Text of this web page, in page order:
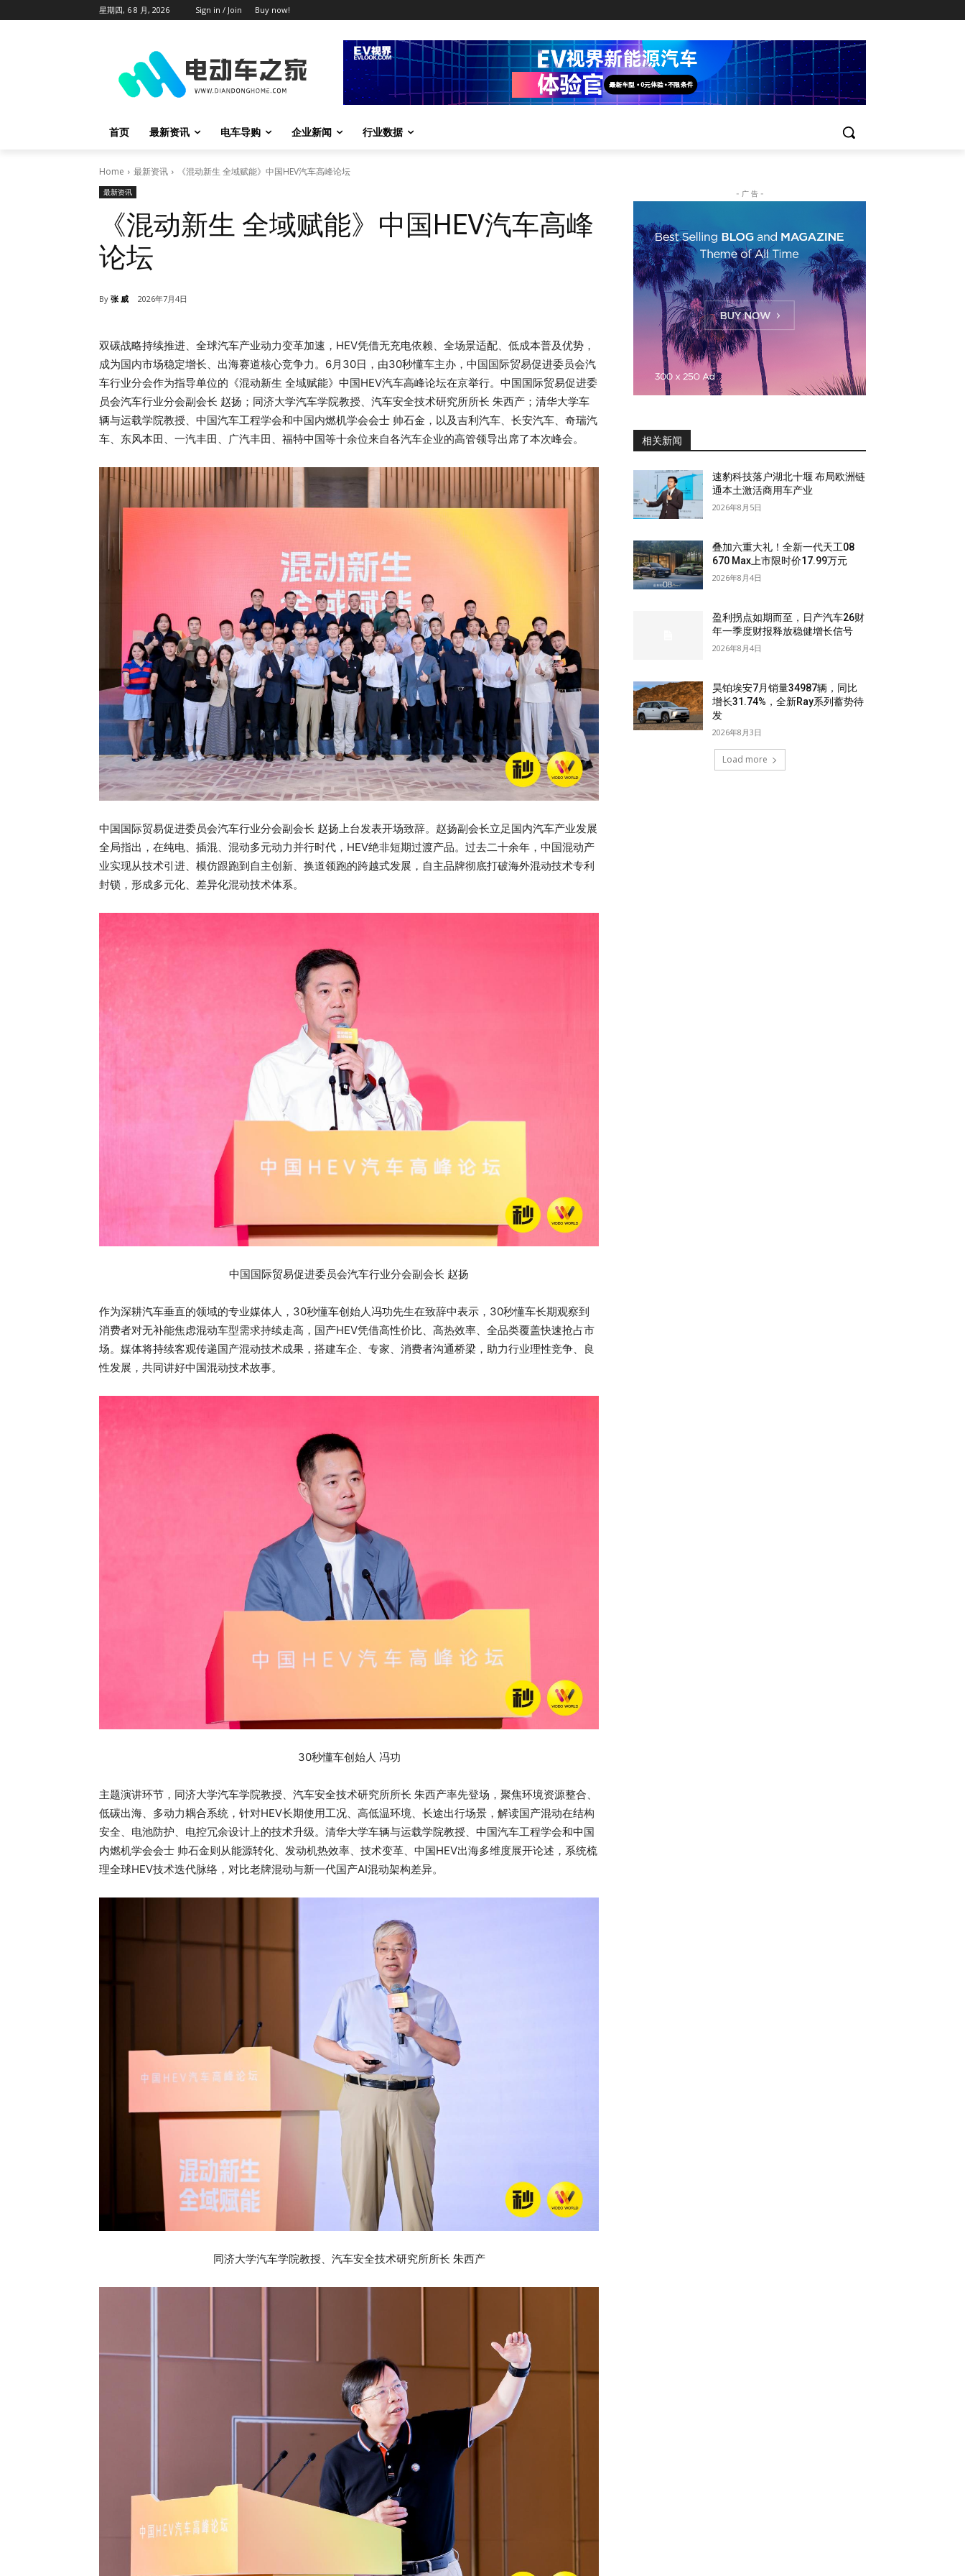
星期四, 6 8 月, 2026 Sign in / Join Buy now!
首页 最新资讯 电车导购 企业新闻 行业数据
Home 最新资讯 《混动新生 全域赋能》中国HEV汽车高峰论坛
最新资讯
《混动新生 全域赋能》中国HEV汽车高峰
论坛
By 张 威 2026年7月4日
双碳战略持续推进、全球汽车产业动力变革加速，HEV凭借无充电依赖、全场景适配、低成本普及优势，
成为国内市场稳定增长、出海赛道核心竞争力。6月30日，由30秒懂车主办，中国国际贸易促进委员会汽
车行业分会作为指导单位的《混动新生 全域赋能》中国HEV汽车高峰论坛在京举行。中国国际贸易促进委
员会汽车行业分会副会长 赵扬；同济大学汽车学院教授、汽车安全技术研究所所长 朱西产；清华大学车
辆与运载学院教授、中国汽车工程学会和中国内燃机学会会士 帅石金，以及吉利汽车、长安汽车、奇瑞汽
车、东风本田、一汽丰田、广汽丰田、福特中国等十余位来自各汽车企业的高管领导出席了本次峰会。
中国国际贸易促进委员会汽车行业分会副会长 赵扬上台发表开场致辞。赵扬副会长立足国内汽车产业发展
全局指出，在纯电、插混、混动多元动力并行时代，HEV绝非短期过渡产品。过去二十余年，中国混动产
业实现从技术引进、模仿跟跑到自主创新、换道领跑的跨越式发展，自主品牌彻底打破海外混动技术专利
封锁，形成多元化、差异化混动技术体系。
中国国际贸易促进委员会汽车行业分会副会长 赵扬
作为深耕汽车垂直的领域的专业媒体人，30秒懂车创始人冯功先生在致辞中表示，30秒懂车长期观察到
消费者对无补能焦虑混动车型需求持续走高，国产HEV凭借高性价比、高热效率、全品类覆盖快速抢占市
场。媒体将持续客观传递国产混动技术成果，搭建车企、专家、消费者沟通桥梁，助力行业理性竞争、良
性发展，共同讲好中国混动技术故事。
30秒懂车创始人 冯功
主题演讲环节，同济大学汽车学院教授、汽车安全技术研究所所长 朱西产率先登场，聚焦环境资源整合、
低碳出海、多动力耦合系统，针对HEV长期使用工况、高低温环境、长途出行场景，解读国产混动在结构
安全、电池防护、电控冗余设计上的技术升级。清华大学车辆与运载学院教授、中国汽车工程学会和中国
内燃机学会会士 帅石金则从能源转化、发动机热效率、技术变革、中国HEV出海多维度展开论述，系统梳
理全球HEV技术迭代脉络，对比老牌混动与新一代国产AI混动架构差异。
同济大学汽车学院教授、汽车安全技术研究所所长 朱西产
- 广 告 -
相关新闻
速豹科技落户湖北十堰 布局欧洲链
通本土激活商用车产业
2026年8月5日
叠加六重大礼！全新一代天工08
670 Max上市限时价17.99万元
2026年8月4日
盈利拐点如期而至，日产汽车26财
年一季度财报释放稳健增长信号
2026年8月4日
昊铂埃安7月销量34987辆，同比
增长31.74%，全新Ray系列蓄势待
发
2026年8月3日
Load more